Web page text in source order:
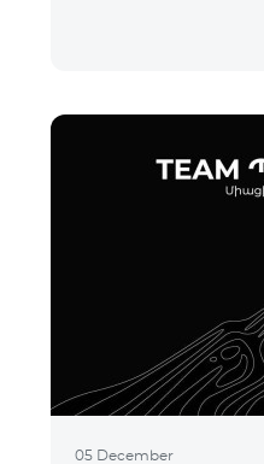
05 December